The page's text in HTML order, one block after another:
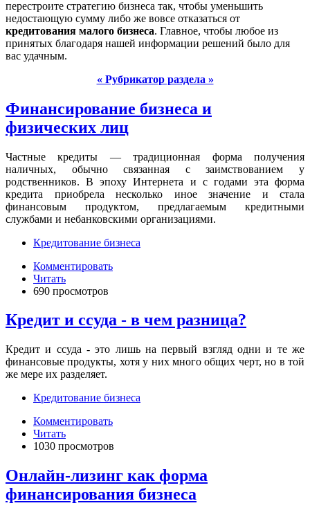
перестроите стратегию бизнеса так, чтобы уменьшить
недостающую сумму либо же вовсе отказаться от
кредитования малого бизнеса. Главное, чтобы любое из
принятых благодаря нашей информации решений было для
вас удачным.
« Рубрикатор раздела »
Финансирование бизнеса и
физических лиц
Частные кредиты — традиционная форма получения
наличных, обычно связанная с заимствованием у
родственников. В эпоху Интернета и с годами эта форма
кредита приобрела несколько иное значение и стала
финансовым продуктом, предлагаемым кредитными
службами и небанковскими организациями.
Кредитование бизнеса
Комментировать
Читать
690 просмотров
Кредит и ссуда - в чем разница?
Кредит и ссуда - это лишь на первый взгляд одни и те же
финансовые продукты, хотя у них много общих черт, но в той
же мере их разделяет.
Кредитование бизнеса
Комментировать
Читать
1030 просмотров
Онлайн-лизинг как форма
финансирования бизнеса